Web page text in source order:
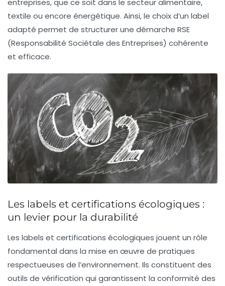
entreprises, que ce soit dans le secteur alimentaire,
textile ou encore énergétique. Ainsi, le choix d’un label
adapté permet de structurer une démarche RSE
(Responsabilité Sociétale des Entreprises) cohérente
et efficace.
Les labels et certifications écologiques :
un levier pour la durabilité
Les labels et certifications écologiques jouent un rôle
fondamental dans la mise en œuvre de pratiques
respectueuses de l’environnement. Ils constituent des
outils de vérification qui garantissent la conformité des